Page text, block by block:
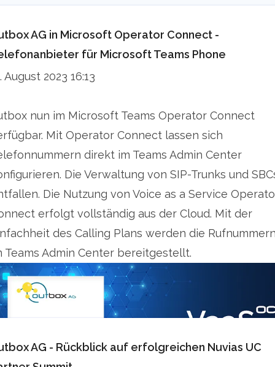
AG in Microsoft Operator Connect -
für Microsoft Teams Phone
August 2023 16:13
nun im Microsoft Teams Operator Connect
Mit Operator Connect lassen sich
direkt im Teams Admin Center
Die Verwaltung von SIP-Trunks und
Die Nutzung von Voice as a Service
erfolgt vollständig aus der Cloud. Mit der
des Calling Plans werden die
Teams Admin Center bereitgestellt.
AG - Rückblick auf erfolgreichen Nuvias UC